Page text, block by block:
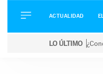
ELÉCTRICOS
CONDUCIR
ACTUALIDAD
LO ÚLTIMO